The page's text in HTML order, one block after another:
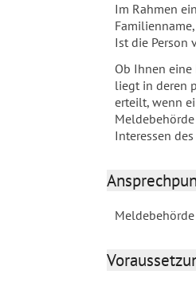
Im Rahmen
Ist die Person
Ob Ihnen
liegt in deren
erteilt, wenn
Interessen